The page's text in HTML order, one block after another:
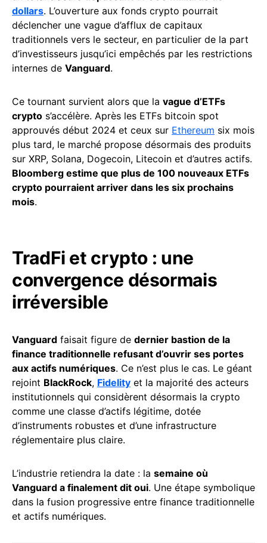
dollars. L’ouverture aux fonds crypto pourrait
déclencher une vague d’afflux de capitaux
traditionnels vers le secteur, en particulier de la part
d’investisseurs jusqu’ici empêchés par les restrictions
internes de Vanguard.
Ce tournant survient alors que la vague d’ETFs
crypto s’accélère. Après les ETFs bitcoin spot
approuvés début 2024 et ceux sur Ethereum six mois
plus tard, le marché propose désormais des produits
sur XRP, Solana, Dogecoin, Litecoin et d’autres actifs.
Bloomberg estime que plus de 100 nouveaux ETFs
crypto pourraient arriver dans les six prochains
mois.
TradFi et crypto : une
convergence désormais
irréversible
Vanguard faisait figure de dernier bastion de la
finance traditionnelle refusant d’ouvrir ses portes
aux actifs numériques. Ce n’est plus le cas. Le géant
rejoint BlackRock, Fidelity et la majorité des acteurs
institutionnels qui considèrent désormais la crypto
comme une classe d’actifs légitime, dotée
d’instruments robustes et d’une infrastructure
réglementaire plus claire.
L’industrie retiendra la date : la semaine où
Vanguard a finalement dit oui. Une étape symbolique
dans la fusion progressive entre finance traditionnelle
et actifs numériques.